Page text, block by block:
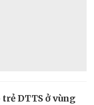
DTTS ở vùng